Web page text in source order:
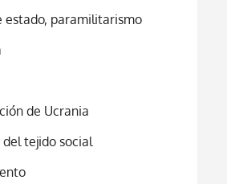
estado, paramilitarismo
de Ucrania
tejido social